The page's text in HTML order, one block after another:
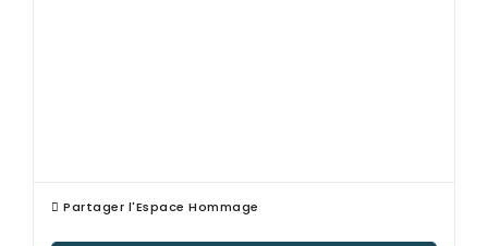
Partager l'Espace Hommage